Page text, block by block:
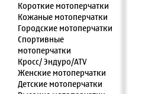
Короткие мотоперчатки
Кожаные мотоперчатки
Городские мотоперчатки
Спортивные
мотоперчатки
Кросс/ Эндуро/ATV
Женские мотоперчатки
Детские мотоперчатки